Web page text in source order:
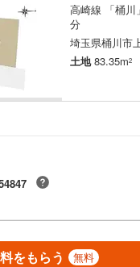
高崎線 「桶川
分
埼玉県桶川市
土地83.35m2
をもらう 無料
この条件で
町
町 (
町(2)
町(0)
この条件で
この条件で